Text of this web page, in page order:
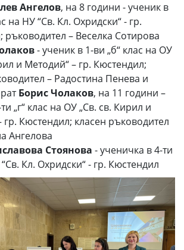
Ангелов, на 8 години - ученик в
на НУ “Св. Кл. Охридски“ - гр.
ръководител – Веселка Сотирова
- ученик в 1-ви „б“ клас на ОУ
и Методий“ – гр. Кюстендил;
– Радостина Пенева и
Борис Чолаков, на 11 години –
„г“ клас на ОУ „Св. св. Кирил и
гр. Кюстендил; класен ръководител
Ангелова
Стоянова - ученичка в 4-ти
Кл. Охридски“ - гр. Кюстендил